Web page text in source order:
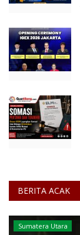
BERITA ACAK
Sumatera Utara